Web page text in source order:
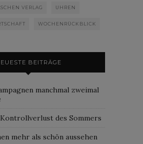
VERLAG UHREN
WOCHENRÜCKBLICK
BEITRÄGE
manchmal zweimal
des Sommers
mehr als schön aussehen